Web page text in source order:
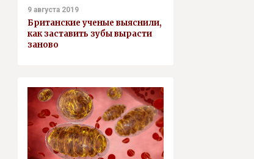
9 августа 2019
Британские ученые выяснили,
как заставить зубы вырасти
заново